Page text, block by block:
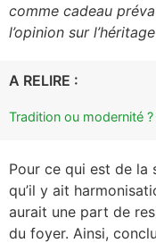
comme cadeau
l’opinion sur
A RELIRE :
Tradition ou modernité
Pour ce qui est de la
qu’il y ait
aurait une part de
du foyer. Ainsi,